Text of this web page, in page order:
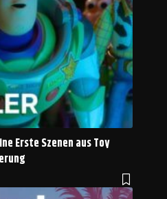
Erste Szenen aus Toy